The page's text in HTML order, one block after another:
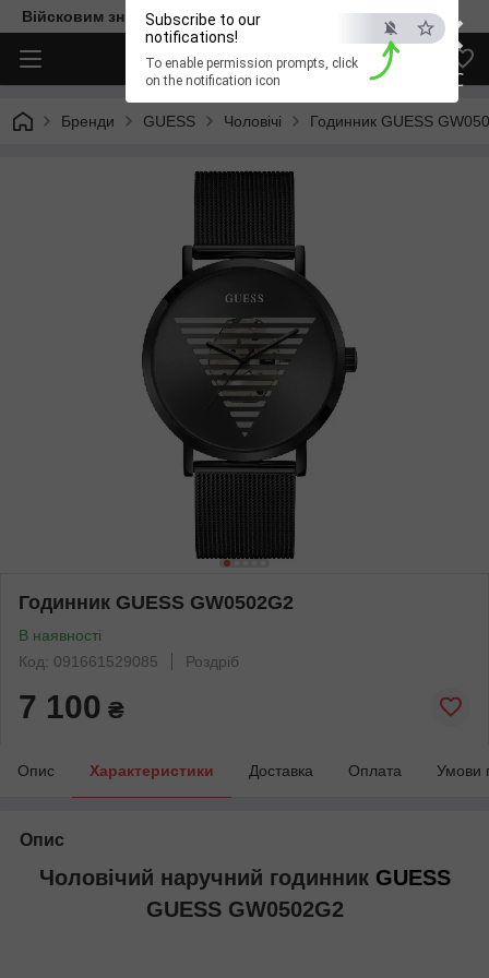
×
ESC
Subscribe to our
notifications!
To enable permission prompts, click
on the notification icon
Війсковим знижка -15%. Безкоштовна доставка
Бренди GUESS Чоловічі Годинник GUESS
Годинник GUESS GW0502G2
В наявності
Код: 091661529085
Роздріб
7 100 ₴
Опис Характеристики Доставка Оплата Умови
Опис
Чоловічий наручний годинник GUESS
GUESS GW0502G2